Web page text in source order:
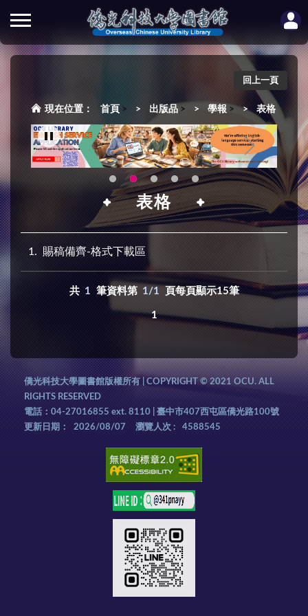
回上一頁
首頁 > 出版品 > 學報 > 表格
表格
1 賜稿備齊-格式下載區
共 1 筆資料第 1/1 頁每頁顯示15筆
1
僑光科技大學圖書館版權所有 | COPYRIGHT © 2021 OCU. ALL
RIGHTS RESERVED
電話：04-27016855 ext. 8110 | 臺中市407西屯區僑光路100號
更新日期：
2026/08/07 瀏覽人次 : 4588545